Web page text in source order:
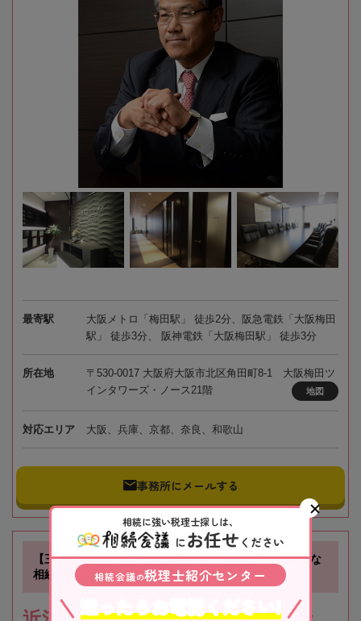
最寄駅
大阪メトロ「梅田駅」 徒歩2分、阪急電鉄「大阪梅田
駅」 徒歩3分、 阪神電鉄「大阪梅田駅」 徒歩3分
所在地
〒530-0017 大阪府大阪市北区角田町8-1 大阪梅田ツ
インタワーズ・ノース21階
地図
対応エリア 大阪、兵庫、京都、奈良、和歌山
事務所にメールする
【三ノ宮駅徒歩3分】銀行顧問経験のある税理士が適切な
相続税対策をご提案
相続に強い税理士探しは、
にお任せ ください
相続会議の税理士紹介センター